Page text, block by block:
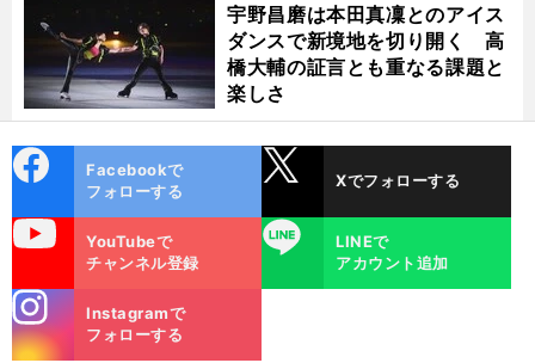
宇野昌磨は本田真凜とのアイス
ダンスで新境地を切り開く 高
橋大輔の証言とも重なる課題と
楽しさ
ok
Facebookで
フォローする
Xでフォローする
YouTubeで
チャンネル登録
LINE
LINEで
アカウント追加
m
Instagramで
フォローする